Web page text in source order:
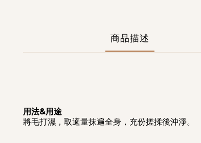
商品描述
用法&用途
將毛打濕，取適量抹遍全身，充份搓揉後沖淨。